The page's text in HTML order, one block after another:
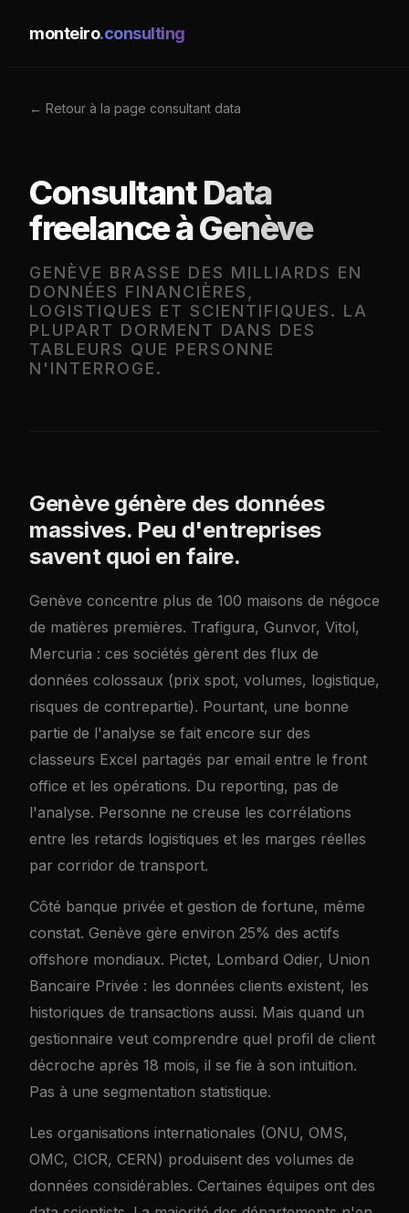
monteiro.consulting
← Retour à la page consultant data
Consultant Data
freelance à Genève
GENÈVE BRASSE DES MILLIARDS EN
DONNÉES FINANCIÈRES,
LOGISTIQUES ET SCIENTIFIQUES. LA
PLUPART DORMENT DANS DES
TABLEURS QUE PERSONNE
N'INTERROGE.
Genève génère des données
massives. Peu d'entreprises
savent quoi en faire.
Genève concentre plus de 100 maisons de négoce
de matières premières. Trafigura, Gunvor, Vitol,
Mercuria : ces sociétés gèrent des flux de
données colossaux (prix spot, volumes, logistique,
risques de contrepartie). Pourtant, une bonne
partie de l'analyse se fait encore sur des
classeurs Excel partagés par email entre le front
office et les opérations. Du reporting, pas de
l'analyse. Personne ne creuse les corrélations
entre les retards logistiques et les marges réelles
par corridor de transport.
Côté banque privée et gestion de fortune, même
constat. Genève gère environ 25% des actifs
offshore mondiaux. Pictet, Lombard Odier, Union
Bancaire Privée : les données clients existent, les
historiques de transactions aussi. Mais quand un
gestionnaire veut comprendre quel profil de client
décroche après 18 mois, il se fie à son intuition.
Pas à une segmentation statistique.
Les organisations internationales (ONU, OMS,
OMC, CICR, CERN) produisent des volumes de
données considérables. Certaines équipes ont des